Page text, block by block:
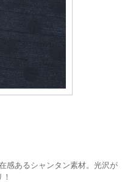
感あるシャンタン素材。光沢が